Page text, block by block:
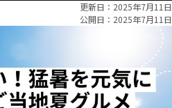
更新日
2025年7月11日
公開日
2025年7月11日